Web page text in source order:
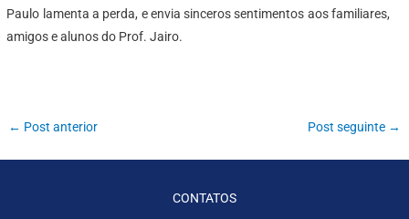
Paulo lamenta a perda, e envia sinceros sentimentos aos familiares,
amigos e alunos do Prof. Jairo.
← Post anterior Post seguinte →
CONTATOS